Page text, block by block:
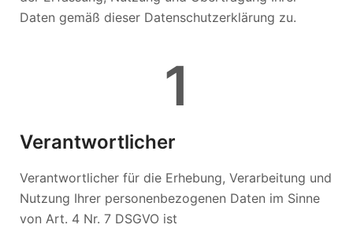
Daten gemäß dieser Datenschutzerklärung zu.
1
Verantwortlicher
Verantwortlicher für die Erhebung, Verarbeitung und
Nutzung Ihrer personenbezogenen Daten im Sinne
von Art. 4 Nr. 7 DSGVO ist